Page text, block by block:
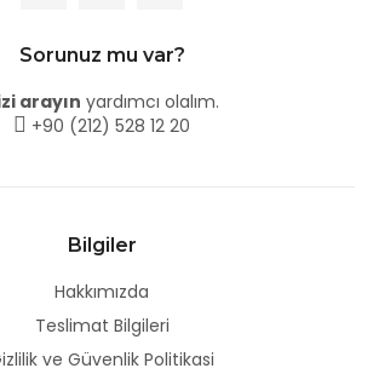
Sorunuz mu var?
arayın yardımcı olalım.
+90 (212) 528 12 20
Bilgiler
Hakkımızda
Teslimat Bilgileri
ve Güvenlik Politikasi